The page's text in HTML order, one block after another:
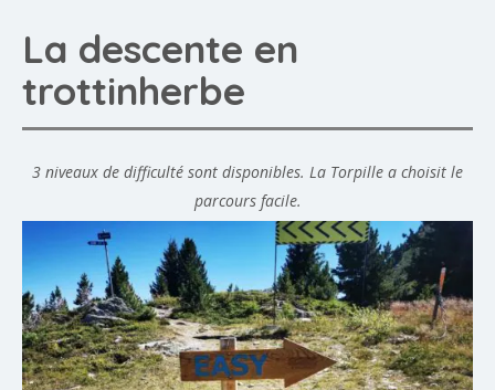
La descente en
trottinherbe
3 niveaux de difficulté sont disponibles. La Torpille a choisit le
parcours facile.